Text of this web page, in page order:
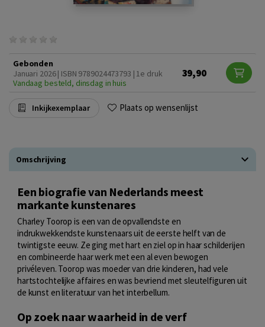
Gebonden
Januari 2026 | ISBN 9789024473793 | 1e druk
Vandaag besteld, dinsdag in huis
39,90
Inkijkexemplaar Plaats op wensenlijst
Omschrijving
Een biografie van Nederlands meest
markante kunstenares
Charley Toorop is een van de opvallendste en
indrukwekkendste kunstenaars uit de eerste helft van de
twintigste eeuw. Ze ging met hart en ziel op in haar schilderijen
en combineerde haar werk met een al even bewogen
privéleven. Toorop was moeder van drie kinderen, had vele
hartstochtelijke affaires en was bevriend met sleutelfiguren uit
de kunst en literatuur van het interbellum.
Op zoek naar waarheid in de verf